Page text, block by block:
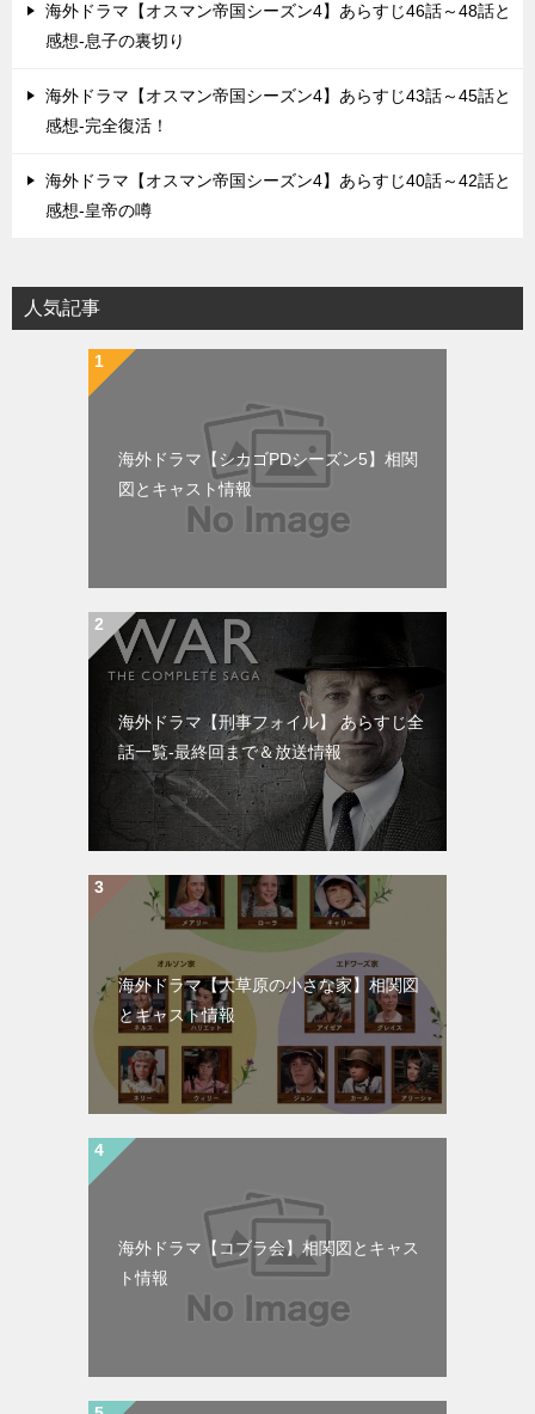
海外ドラマ【オスマン帝国シーズン4】あらすじ46話～48話と
感想-息子の裏切り
海外ドラマ【オスマン帝国シーズン4】あらすじ43話～45話と
感想-完全復活！
海外ドラマ【オスマン帝国シーズン4】あらすじ40話～42話と
感想-皇帝の噂
人気記事
海外ドラマ【シカゴPDシーズン5】相関
図とキャスト情報
海外ドラマ【刑事フォイル】 あらすじ全
話一覧-最終回まで＆放送情報
海外ドラマ【大草原の小さな家】相関図
とキャスト情報
海外ドラマ【コブラ会】相関図とキャス
ト情報